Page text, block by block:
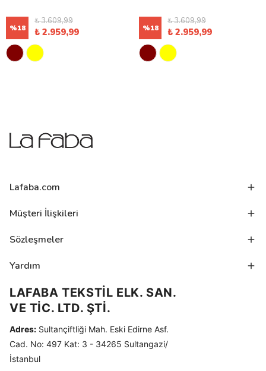
%18
₺ 3.609,99
₺ 2.959,99 %18
₺ 3.609,99
₺ 2.959,99
Lafaba.com
Müşteri İlişkileri
Sözleşmeler
Yardım
LAFABA TEKSTİL ELK. SAN.
VE TİC. LTD. ŞTİ.
Adres: Sultançiftliği Mah. Eski Edirne Asf.
Cad. No: 497 Kat: 3 - 34265 Sultangazi/
İstanbul